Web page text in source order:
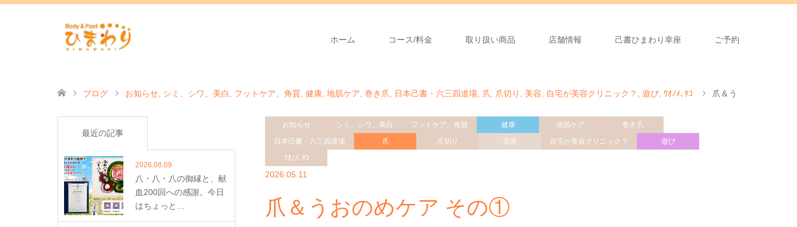
ホーム コース/料金 取り扱い商品 店舗情報 己書ひまわり幸座 ご予約
ブログ お知らせ シミ、シワ、美白 フットケア、角質 健康 地肌ケア 巻き爪 日本己書・六三四道場 爪 爪切り 美容 自宅が美容クリニック？ 遊び ｳｵﾉﾒ､ﾀｺ 爪＆う
おのめケア その①
お知らせ シミ、シワ、美白 フットケア、角質 健康 地肌ケア
巻き爪
日本己書・六三四道場
爪 爪切り 美容 自宅が美容クリニック？
遊び
ｳｵﾉﾒ､ﾀｺ
2026.05.11
爪＆うおのめケア その①
最近の記事
2026.08.09
八・八・八の御縁と、献
血200回への感謝。今日
はちょっと…